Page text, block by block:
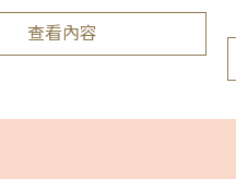
查看內容